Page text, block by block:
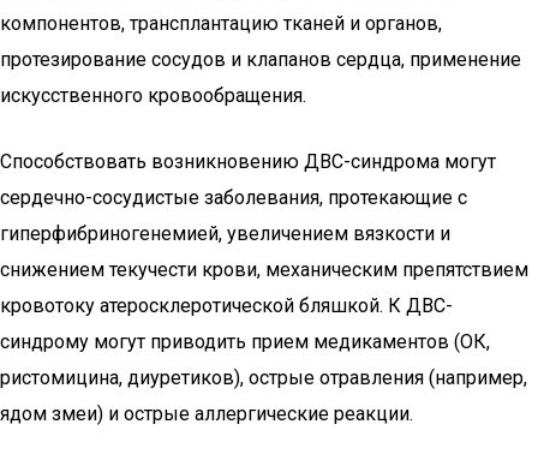
компонентов, трансплантацию тканей и органов,
протезирование сосудов и клапанов сердца, применение
искусственного кровообращения.
Способствовать возникновению ДВС-синдрома могут
сердечно-сосудистые заболевания, протекающие с
гиперфибриногенемией, увеличением вязкости и
снижением текучести крови, механическим препятствием
кровотоку атеросклеротической бляшкой. К ДВС-
синдрому могут приводить прием медикаментов (ОК,
ристомицина, диуретиков), острые отравления (например,
ядом змеи) и острые аллергические реакции.